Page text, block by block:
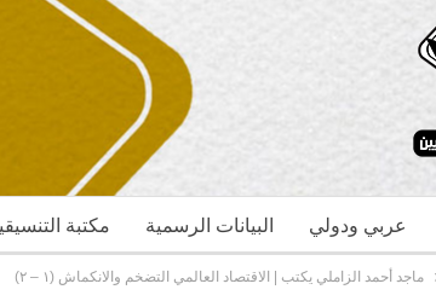
مكتبة البيانات الرسمية عربي ودولي
ماجد أحمد الزاملي يكتب | الاقتصاد العالمي التضخم والانكماش (١ – ٢)